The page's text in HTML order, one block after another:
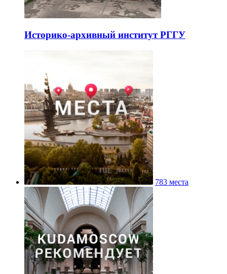
Историко-архивный институт РГГУ
783 места